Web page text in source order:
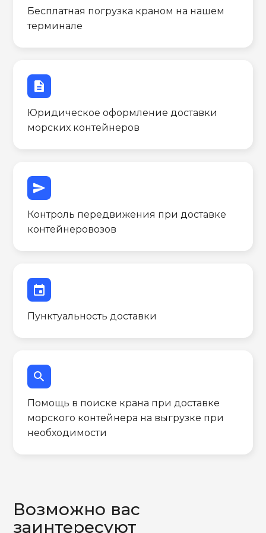
Бесплатная погрузка краном на нашем
терминале
description
Юридическое оформление доставки
морских контейнеров
send
Контроль передвижения при доставке
контейнеровозов
event
Пунктуальность доставки
search
Помощь в поиске крана при доставке
морского контейнера на выгрузке при
необходимости
Возможно вас
заинтересуют